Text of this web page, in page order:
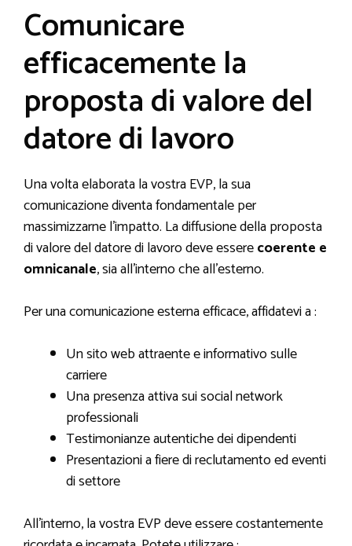
Comunicare
efficacemente la
proposta di valore del
datore di lavoro
Una volta elaborata la vostra EVP, la sua
comunicazione diventa fondamentale per
massimizzarne l’impatto. La diffusione della proposta
di valore del datore di lavoro deve esserecoerente e
omnicanale, sia all’interno che all’esterno.
Per una comunicazione esterna efficace, affidatevi a :
Un sito web attraente e informativo sulle
carriere
Una presenza attiva sui social network
professionali
Testimonianze autentiche dei dipendenti
Presentazioni a fiere di reclutamento ed eventi
di settore
All’interno, la vostra EVP deve essere costantemente